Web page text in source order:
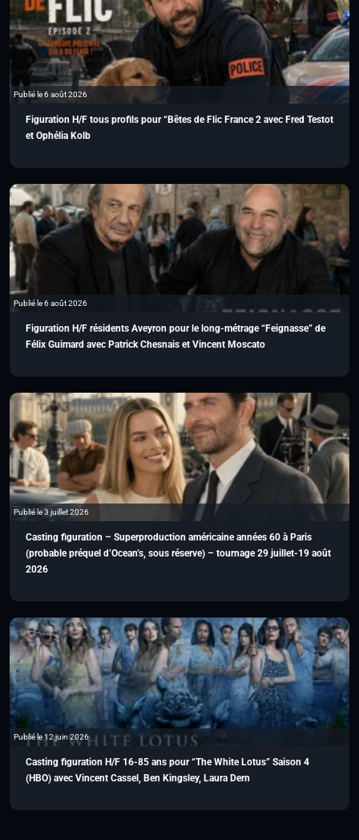
Publié le 6 août 2026
Figuration H/F tous profils pour “Bêtes de Flic France 2 avec Fred Testot
et Ophélia Kolb
Publié le 6 août 2026
Figuration H/F résidents Aveyron pour le long-métrage “Feignasse” de
Félix Guimard avec Patrick Chesnais et Vincent Moscato
Publié le 3 juillet 2026
Casting figuration – Superproduction américaine années 60 à Paris
(probable préquel d’Ocean’s, sous réserve) – tournage 29 juillet-19 août
2026
Publié le 12 juin 2026
Casting figuration H/F 16-85 ans pour “The White Lotus” Saison 4
(HBO) avec Vincent Cassel, Ben Kingsley, Laura Dern